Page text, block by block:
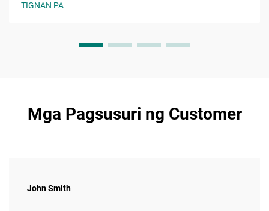
TIGNAN PA
Mga Pagsusuri ng Customer
John Smith